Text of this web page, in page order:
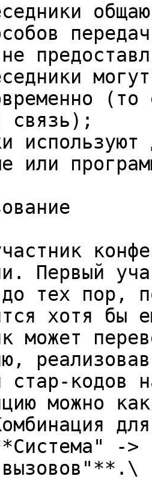
(то
связь);
используют
или
Первый
до тех пор,
хотя бы
может
стар-кодов
можно
->
вызовов"**.\